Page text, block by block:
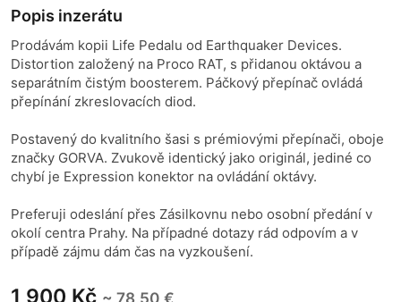
1 900 Kč ~ 78,50 €
Popis inzerátu
Prodávám kopii Life Pedalu od Earthquaker Devices.
Distortion založený na Proco RAT, s přidanou oktávou a
separátním čistým boosterem. Páčkový přepínač ovládá
přepínání zkreslovacích diod.
Postavený do kvalitního šasi s prémiovými přepínači, oboje
značky GORVA. Zvukově identický jako originál, jediné co
chybí je Expression konektor na ovládání oktávy.
Preferuji odeslání přes Zásilkovnu nebo osobní předání v
okolí centra Prahy. Na případné dotazy rád odpovím a v
případě zájmu dám čas na vyzkoušení.